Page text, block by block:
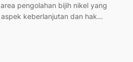
pengolahan bijih nikel yang
keberlanjutan dan hak…